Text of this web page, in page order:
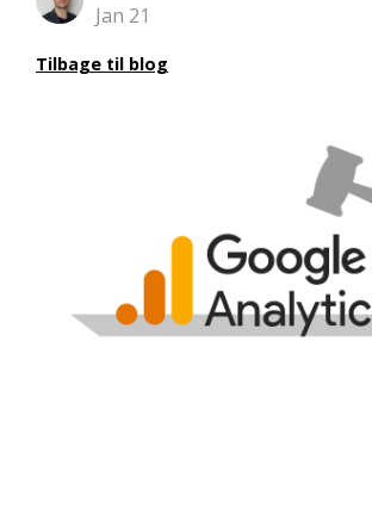
Jan 21
Tilbage til blog